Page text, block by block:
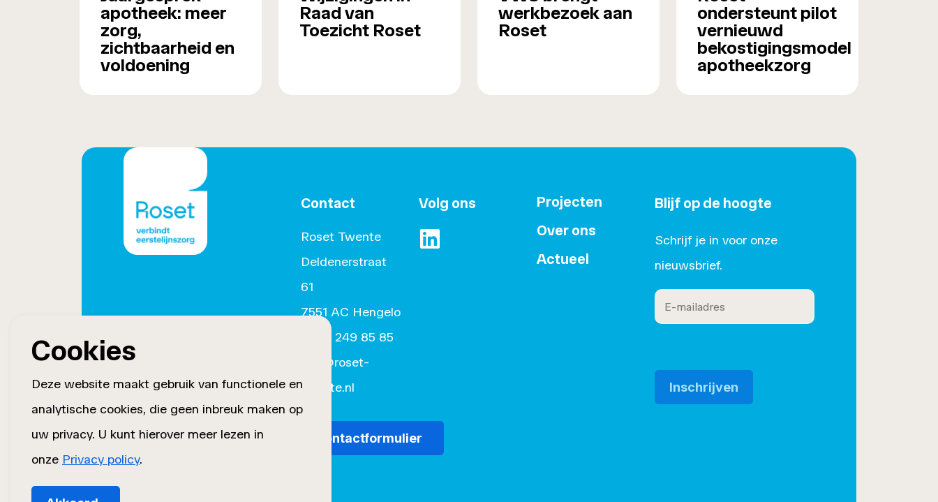
apotheek: meer
zorg,
zichtbaarheid en
voldoening
Raad van
Toezicht Roset
werkbezoek aan
Roset
ondersteunt pilot
vernieuwd
bekostigingsmodel
apotheekzorg
Contact
Roset Twente
Deldenerstraat
61
7551 AC Hengelo
(074) 249 85 85
info@roset-
twente.nl
Contactformulier
Volg ons
https://www.linkedin.com/company/roset/
Projecten
Over ons
Actueel
Blijf op de hoogte
Schrijf je in voor onze
nieuwsbrief.
Cookies
Deze website maakt gebruik van functionele en
analytische cookies, die geen inbreuk maken op
uw privacy. U kunt hierover meer lezen in
onze Privacy policy.